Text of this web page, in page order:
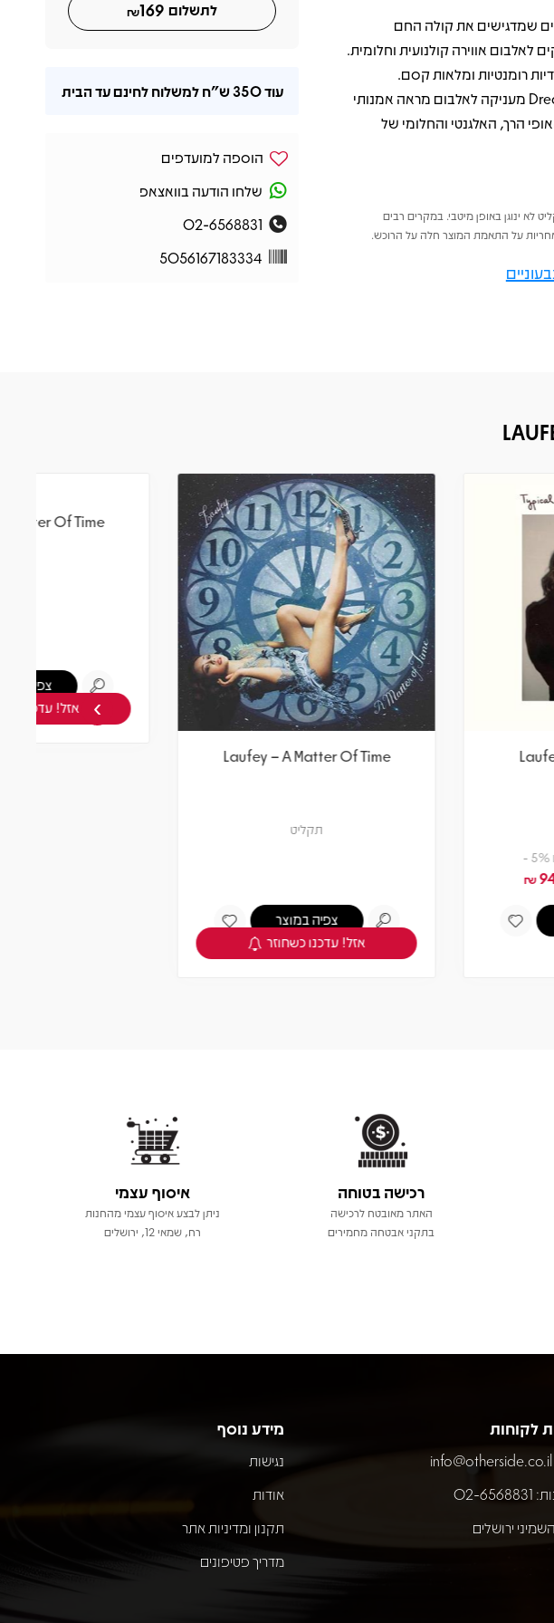
שמדגישים את קולה החם
לאלבום אווירה קולנועית וחלומית.
רומנטיות ומלאות קסם.
מהדורת הדלוקס הכפולה בגוון Dreamy Watercolor מעניקה לאלבום מראה אמנותי
הרך, האלגנטי והחלומי של
לא ינוגן באופן מיטבי. במקרים רבים
על התאמת המוצר חלה על הרוכש.
לתשלום 169
₪
עוד350 ש"ח למשלוח לחינם עד הבית
הוספה למועדפים
שלחו הודעה בוואצאפ
02-6568831
5056167183334
Laufey – A Matter Of Time
Laufey – A Matter Of Time
אזל! עדכנו כשחוזר
›
רכישה בטוחה
האתר מאובטח לרכישה
בתקני אבטחה מחמירים
איסוף עצמי
ניתן לבצע איסוף עצמי מהחנות
רח, שמאי 12, ירושלים
לקוחות
info@otherside.co.il
ירושלים
מידע נוסף
נגישות
אודות
תקנון ומדיניות אתר
מדריך פטיפונים